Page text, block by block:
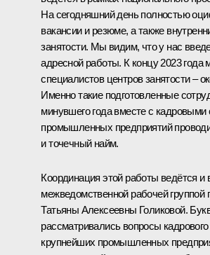
На сегодняшний день полностью
вакансии и резюме, а также
занятости. Мы видим, что у нас
адресной работы. К концу 2023
специалистов центров занятости –
Именно такие подготовленные
минувшего года вместе с
промышленных предприятий
и точечный найм.
Координация этой работы ведётся и
межведомственной рабочей группой
Татьяны Алексеевны Голиковой.
рассматривались вопросы
крупнейших промышленных